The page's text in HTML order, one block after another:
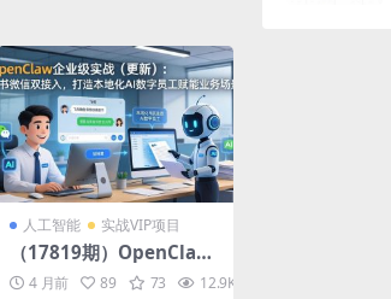
10
人工智能 实战VIP项目
（17819期）OpenClaw
企业级实战（更新）：飞
4 月前 89 73 12.9K